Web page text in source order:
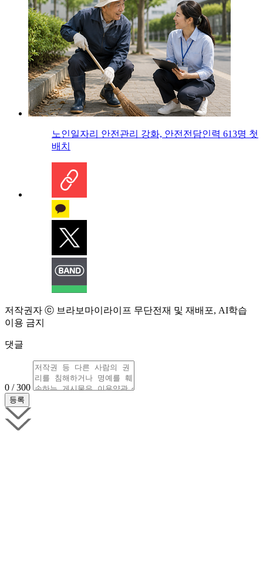
노인일자리 안전관리 강화, 안전전담인력 613명 첫
배치
저작권자 ⓒ 브라보마이라이프 무단전재 및 재배포, AI학습
이용 금지
댓글
0 / 300